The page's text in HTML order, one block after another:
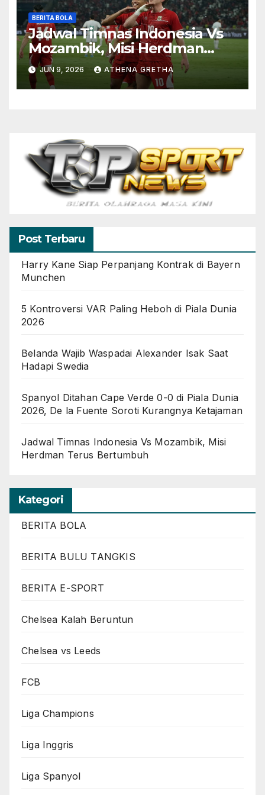
BERITA BOLA
Jadwal Timnas Indonesia Vs
Mozambik, Misi Herdman
Terus Bertumbuh
JUN 9, 2026 ATHENA GRETHA
Post Terbaru
Harry Kane Siap Perpanjang Kontrak di Bayern
Munchen
5 Kontroversi VAR Paling Heboh di Piala Dunia
2026
Belanda Wajib Waspadai Alexander Isak Saat
Hadapi Swedia
Spanyol Ditahan Cape Verde 0-0 di Piala Dunia
2026, De la Fuente Soroti Kurangnya Ketajaman
Jadwal Timnas Indonesia Vs Mozambik, Misi
Herdman Terus Bertumbuh
Kategori
BERITA BOLA
BERITA BULU TANGKIS
BERITA E-SPORT
Chelsea Kalah Beruntun
Chelsea vs Leeds
FCB
Liga Champions
Liga Inggris
Liga Spanyol